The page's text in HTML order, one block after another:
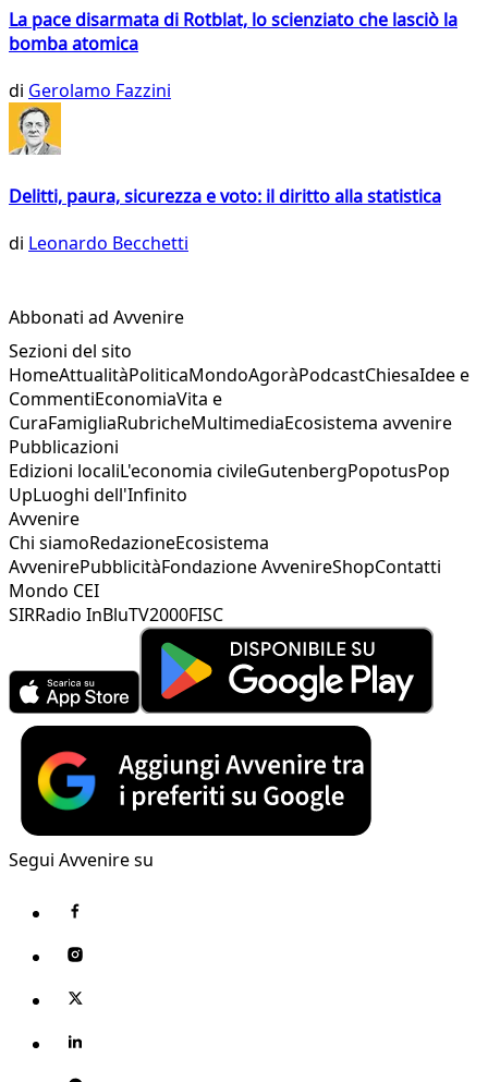
La pace disarmata di Rotblat, lo scienziato che lasciò la
bomba atomica
di Gerolamo Fazzini
Delitti, paura, sicurezza e voto: il diritto alla statistica
di Leonardo Becchetti
Abbonati ad Avvenire
Sezioni del sito
HomeAttualitàPoliticaMondoAgoràPodcastChiesaIdee e
CommentiEconomiaVita e
CuraFamigliaRubricheMultimediaEcosistema avvenire
Pubblicazioni
Edizioni localiL'economia civileGutenbergPopotusPop
UpLuoghi dell'Infinito
Avvenire
Chi siamoRedazioneEcosistema
AvvenirePubblicitàFondazione AvvenireShopContatti
Mondo CEI
SIRRadio InBluTV2000FISC
Segui Avvenire su